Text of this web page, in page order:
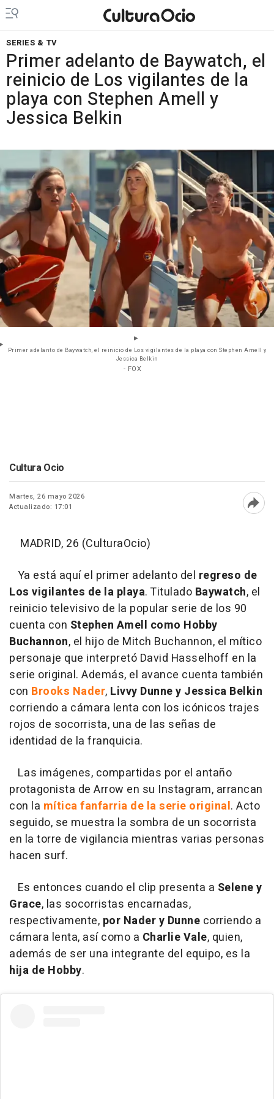
SERIES & TV
Primer adelanto de Baywatch, el
reinicio de Los vigilantes de la
playa con Stephen Amell y
Jessica Belkin
Primer adelanto de Baywatch, el reinicio de Los vigilantes de la playa con Stephen Amell y
Jessica Belkin
- FOX
Cultura Ocio
Martes, 26 mayo 2026
Actualizado: 17:01
MADRID, 26 (CulturaOcio)
Ya está aquí el primer adelanto del regreso de
Los vigilantes de la playa. Titulado Baywatch, el
reinicio televisivo de la popular serie de los 90
cuenta con Stephen Amell como Hobby
Buchannon, el hijo de Mitch Buchannon, el mítico
personaje que interpretó David Hasselhoff en la
serie original. Además, el avance cuenta también
con Brooks Nader, Livvy Dunne y Jessica Belkin
corriendo a cámara lenta con los icónicos trajes
rojos de socorrista, una de las señas de
identidad de la franquicia.
Las imágenes, compartidas por el antaño
protagonista de Arrow en su Instagram, arrancan
con la mítica fanfarria de la serie original. Acto
seguido, se muestra la sombra de un socorrista
en la torre de vigilancia mientras varias personas
hacen surf.
Es entonces cuando el clip presenta a Selene y
Grace, las socorristas encarnadas,
respectivamente, por Nader y Dunne corriendo a
cámara lenta, así como a Charlie Vale, quien,
además de ser una integrante del equipo, es la
hija de Hobby.